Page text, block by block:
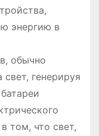
энергию в
обычно
генерируя
том, что свет,